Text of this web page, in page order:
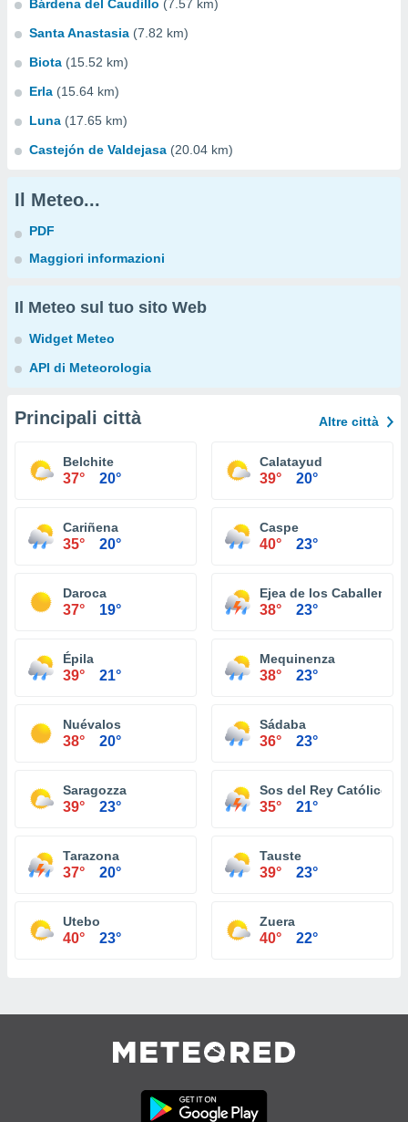
Bárdena del Caudillo (7.57 km)
Santa Anastasia (7.82 km)
Biota (15.52 km)
Erla (15.64 km)
Luna (17.65 km)
Castejón de Valdejasa (20.04 km)
Il Meteo...
PDF
Maggiori informazioni
Il Meteo sul tuo sito Web
Widget Meteo
API di Meteorologia
Principali città Altre città
Belchite
37° 20°
Calatayud
39° 20°
Cariñena
35° 20°
Caspe
40° 23°
Daroca
37° 19°
Ejea de los Caballeros
38° 23°
Épila
39° 21°
Mequinenza
38° 23°
Nuévalos
38° 20°
Sádaba
36° 23°
Saragozza
39° 23°
Sos del Rey Católico
35° 21°
Tarazona
37° 20°
Tauste
39° 23°
Utebo
40° 23°
Zuera
40° 22°